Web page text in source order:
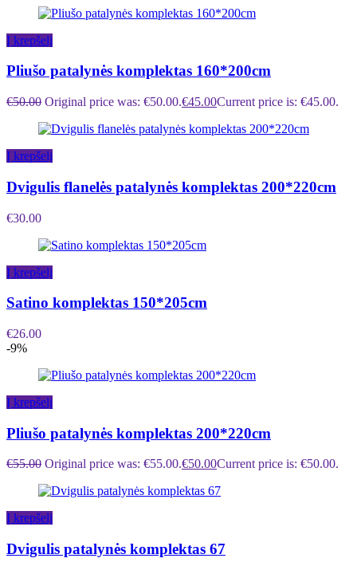
Į krepšelį
Pliušo patalynės komplektas 160*200cm
€50.00 Original price was: €50.00.€45.00Current price is: €45.00.
Į krepšelį
Dvigulis flanelės patalynės komplektas 200*220cm
€30.00
Į krepšelį
Satino komplektas 150*205cm
€26.00
-9%
Į krepšelį
Pliušo patalynės komplektas 200*220cm
€55.00 Original price was: €55.00.€50.00Current price is: €50.00.
Į krepšelį
Dvigulis patalynės komplektas 67